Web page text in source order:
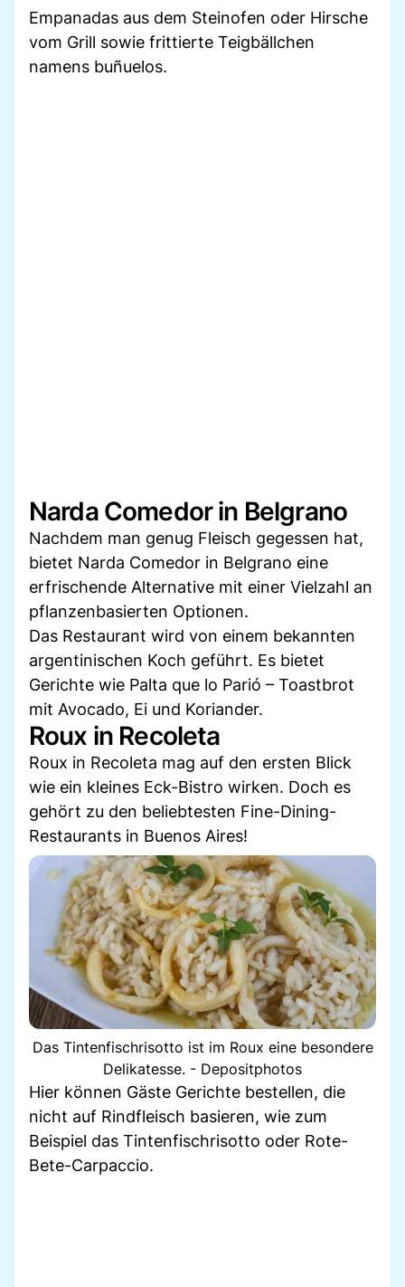
Empanadas aus dem Steinofen oder Hirsche
vom Grill sowie frittierte Teigbällchen
namens buñuelos.
Narda Comedor in Belgrano
Nachdem man genug Fleisch gegessen hat,
bietet Narda Comedor in Belgrano eine
erfrischende Alternative mit einer Vielzahl an
pflanzenbasierten Optionen.
Das Restaurant wird von einem bekannten
argentinischen Koch geführt. Es bietet
Gerichte wie Palta que lo Parió – Toastbrot
mit Avocado, Ei und Koriander.
Roux in Recoleta
Roux in Recoleta mag auf den ersten Blick
wie ein kleines Eck-Bistro wirken. Doch es
gehört zu den beliebtesten Fine-Dining-
Restaurants in Buenos Aires!
Das Tintenfischrisotto ist im Roux eine besondere
Delikatesse. - Depositphotos
Hier können Gäste Gerichte bestellen, die
nicht auf Rindfleisch basieren, wie zum
Beispiel das Tintenfischrisotto oder Rote-
Bete-Carpaccio.